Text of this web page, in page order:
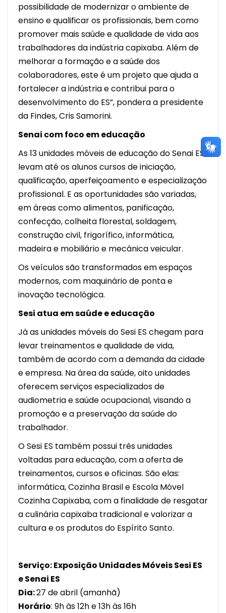
possibilidade de modernizar o ambiente de
ensino e qualificar os profissionais, bem como
promover mais saúde e qualidade de vida aos
trabalhadores da indústria capixaba. Além de
melhorar a formação e a saúde dos
colaboradores, este é um projeto que ajuda a
fortalecer a indústria e contribui para o
desenvolvimento do ES”, pondera a presidente
da Findes, Cris Samorini.
Senai com foco em educação
As 13 unidades móveis de educação do Senai ES
levam até os alunos cursos de iniciação,
qualificação, aperfeiçoamento e especialização
profissional. E as oportunidades são variadas,
em áreas como alimentos, panificação,
confecção, colheita florestal, soldagem,
construção civil, frigorífico, informática,
madeira e mobiliário e mecânica veicular.
Os veículos são transformados em espaços
modernos, com maquinário de ponta e
inovação tecnológica.
Sesi atua em saúde e educação
Já as unidades móveis do Sesi ES chegam para
levar treinamentos e qualidade de vida,
também de acordo com a demanda da cidade
e empresa. Na área da saúde, oito unidades
oferecem serviços especializados de
audiometria e saúde ocupacional, visando a
promoção e a preservação da saúde do
trabalhador.
O Sesi ES também possui três unidades
voltadas para educação, com a oferta de
treinamentos, cursos e oficinas. São elas:
informática, Cozinha Brasil e Escola Móvel
Cozinha Capixaba, com a finalidade de resgatar
a culinária capixaba tradicional e valorizar a
cultura e os produtos do Espírito Santo.
Serviço: Exposição Unidades Móveis Sesi ES
e Senai ES
Dia:27 de abril (amanhã)
Horário: 9h às 12h e 13h às 16h